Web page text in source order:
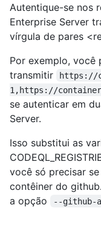
Autentique-se nos
Enterprise Server
vírgula de pares
Por exemplo, você
transmitir
https://
1,https://
se autenticar em
Server.
Isso substitui as
você só precisar
contêiner do
a opção
--github-